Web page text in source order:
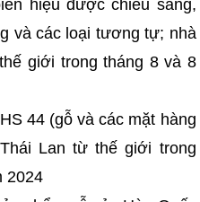
hiệu được chiếu sáng,
và các loại tương tự; nhà
giới trong tháng 8 và 8
44 (gỗ và các mặt hàng
Lan từ thế giới trong
2024